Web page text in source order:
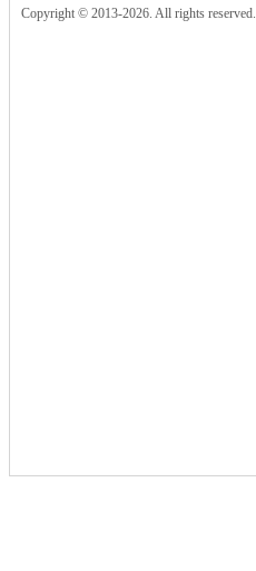
Copyright © 2013-2026. All rights reserved.